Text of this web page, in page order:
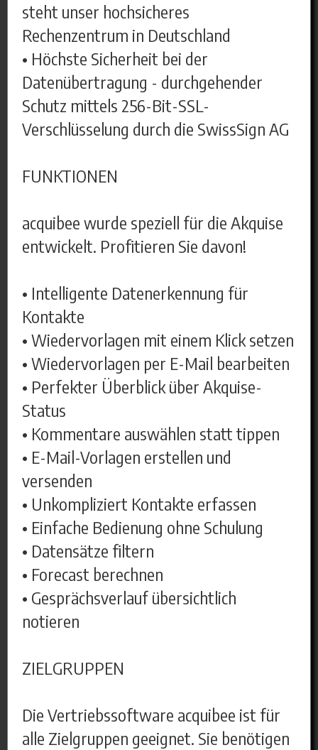
steht unser hochsicheres
Rechenzentrum in Deutschland
• Höchste Sicherheit bei der
Datenübertragung - durchgehender
Schutz mittels 256-Bit-SSL-
Verschlüsselung durch die SwissSign AG
FUNKTIONEN
acquibee wurde speziell für die Akquise
entwickelt. Profitieren Sie davon!
• Intelligente Datenerkennung für
Kontakte
• Wiedervorlagen mit einem Klick setzen
• Wiedervorlagen per E-Mail bearbeiten
• Perfekter Überblick über Akquise-
Status
• Kommentare auswählen statt tippen
• E-Mail-Vorlagen erstellen und
versenden
• Unkompliziert Kontakte erfassen
• Einfache Bedienung ohne Schulung
• Datensätze filtern
• Forecast berechnen
• Gesprächsverlauf übersichtlich
notieren
ZIELGRUPPEN
Die Vertriebssoftware acquibee ist für
alle Zielgruppen geeignet. Sie benötigen